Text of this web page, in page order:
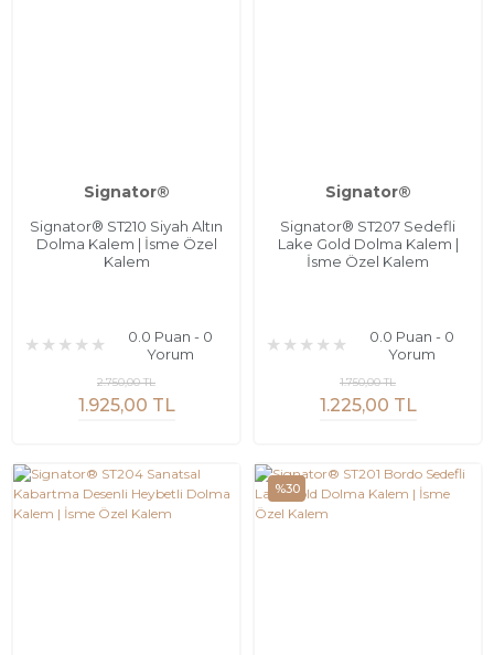
Signator®
Signator® ST210 Siyah Altın
Dolma Kalem | İsme Özel
Kalem
0.0 Puan - 0
Yorum
1.925,00 TL
2.750,00 TL
Signator®
Signator® ST207 Sedefli
Lake Gold Dolma Kalem |
İsme Özel Kalem
0.0 Puan - 0
Yorum
1.225,00 TL
1.750,00 TL
%30